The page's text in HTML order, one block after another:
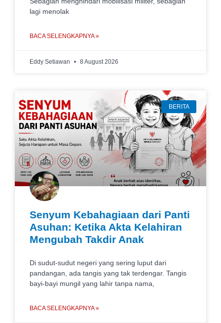
lagi menolak
BACA SELENGKAPNYA »
Eddy Setiawan 8 August 2026
BERITA
Senyum Kebahagiaan dari Panti
Asuhan: Ketika Akta Kelahiran
Mengubah Takdir Anak
Di sudut-sudut negeri yang sering luput dari
pandangan, ada tangis yang tak terdengar. Tangis
bayi-bayi mungil yang lahir tanpa nama,
BACA SELENGKAPNYA »